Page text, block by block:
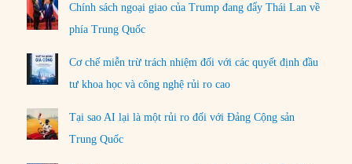
Chính sách ngoại giao của Trump đang đẩy Thái Lan về
phía Trung Quốc
Cơ chế miễn trừ trách nhiệm đối với các quyết định đầu
tư khoa học và công nghệ rủi ro cao
Tại sao AI lại là một rủi ro đối với Đảng Cộng sản
Trung Quốc